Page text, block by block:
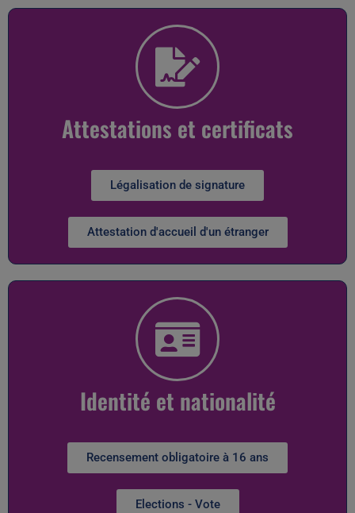
Attestations et certificats
Légalisation de signature
Attestation d'accueil d'un étranger
Identité et nationalité
Recensement obligatoire à 16 ans
Elections - Vote